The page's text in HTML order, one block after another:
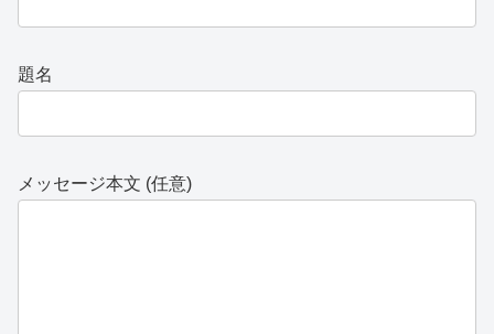
題名
メッセージ本文 (任意)